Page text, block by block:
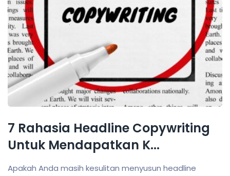
7 Rahasia Headline Copywriting
Untuk Mendapatkan K...
Apakah Anda masih kesulitan menyusun headline